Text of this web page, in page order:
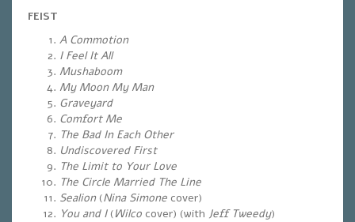
FEIST
A Commotion
I Feel It All
Mushaboom
My Moon My Man
Graveyard
Comfort Me
The Bad In Each Other
Undiscovered First
The Limit to Your Love
The Circle Married The Line
Sealion (Nina Simone cover)
You and I (Wilco cover) (with Jeff Tweedy)